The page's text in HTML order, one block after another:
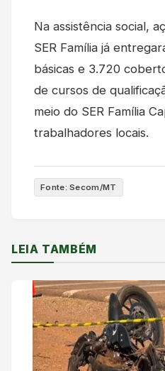
Na assistência social,
SER Família já
básicas e 3.720
de cursos de
meio do SER Família
trabalhadores locais.
Fonte: Secom/MT
LEIA TAMBÉM